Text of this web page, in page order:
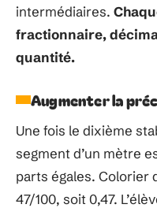
intermédiaires.
fractionnaire,
quantité.
Augmenter la
Une fois le dixième
segment d’un mètre
parts égales. Colorier
47/100, soit 0,47.